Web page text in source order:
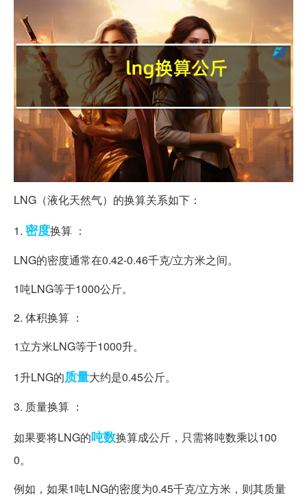
LNG（液化天然气）的换算关系如下：
1. 密度换算 ：
LNG的密度通常在0.42-0.46千克/立方米之间。
1吨LNG等于1000公斤。
2. 体积换算 ：
1立方米LNG等于1000升。
1升LNG的质量大约是0.45公斤。
3. 质量换算 ：
如果要将LNG的吨数换算成公斤，只需将吨数乘以100
0。
例如，如果1吨LNG的密度为0.45千克/立方米，则其质量